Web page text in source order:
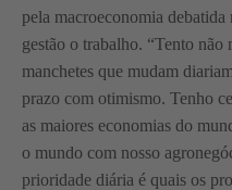
pela macroeconomia
gestão o trabalho. “Tento
manchetes que mudam
prazo com otimismo. Tenho
as maiores economias do
o mundo com nosso
prioridade diária é quais os